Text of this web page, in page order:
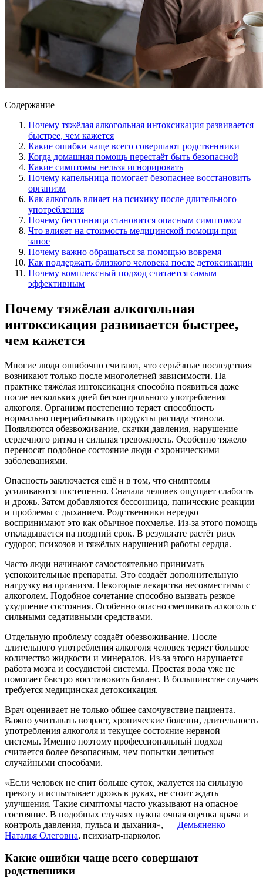
Содержание
Почему тяжёлая алкогольная интоксикация развивается
быстрее, чем кажется
Какие ошибки чаще всего совершают родственники
Когда домашняя помощь перестаёт быть безопасной
Какие симптомы нельзя игнорировать
Почему капельница помогает безопаснее восстановить
организм
Как алкоголь влияет на психику после длительного
употребления
Почему бессонница становится опасным симптомом
Что влияет на стоимость медицинской помощи при
запое
Почему важно обращаться за помощью вовремя
Как поддержать близкого человека после детоксикации
Почему комплексный подход считается самым
эффективным
Почему тяжёлая алкогольная
интоксикация развивается быстрее,
чем кажется
Многие люди ошибочно считают, что серьёзные последствия
возникают только после многолетней зависимости. На
практике тяжёлая интоксикация способна появиться даже
после нескольких дней бесконтрольного употребления
алкоголя. Организм постепенно теряет способность
нормально перерабатывать продукты распада этанола.
Появляются обезвоживание, скачки давления, нарушение
сердечного ритма и сильная тревожность. Особенно тяжело
переносят подобное состояние люди с хроническими
заболеваниями.
Опасность заключается ещё и в том, что симптомы
усиливаются постепенно. Сначала человек ощущает слабость
и дрожь. Затем добавляются бессонница, панические реакции
и проблемы с дыханием. Родственники нередко
воспринимают это как обычное похмелье. Из-за этого помощь
откладывается на поздний срок. В результате растёт риск
судорог, психозов и тяжёлых нарушений работы сердца.
Часто люди начинают самостоятельно принимать
успокоительные препараты. Это создаёт дополнительную
нагрузку на организм. Некоторые лекарства несовместимы с
алкоголем. Подобное сочетание способно вызвать резкое
ухудшение состояния. Особенно опасно смешивать алкоголь с
сильными седативными средствами.
Отдельную проблему создаёт обезвоживание. После
длительного употребления алкоголя человек теряет большое
количество жидкости и минералов. Из-за этого нарушается
работа мозга и сосудистой системы. Простая вода уже не
помогает быстро восстановить баланс. В большинстве случаев
требуется медицинская детоксикация.
Врач оценивает не только общее самочувствие пациента.
Важно учитывать возраст, хронические болезни, длительность
употребления алкоголя и текущее состояние нервной
системы. Именно поэтому профессиональный подход
считается более безопасным, чем попытки лечиться
случайными способами.
«Если человек не спит больше суток, жалуется на сильную
тревогу и испытывает дрожь в руках, не стоит ждать
улучшения. Такие симптомы часто указывают на опасное
состояние. В подобных случаях нужна очная оценка врача и
контроль давления, пульса и дыхания», — Демьяненко
Наталья Олеговна, психиатр-нарколог.
Какие ошибки чаще всего совершают
родственники